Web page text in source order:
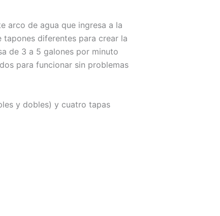
arco de agua que ingresa a la
diferentes para crear la
de 3 a 5 galones por minuto
para funcionar sin problemas
y dobles) y cuatro tapas